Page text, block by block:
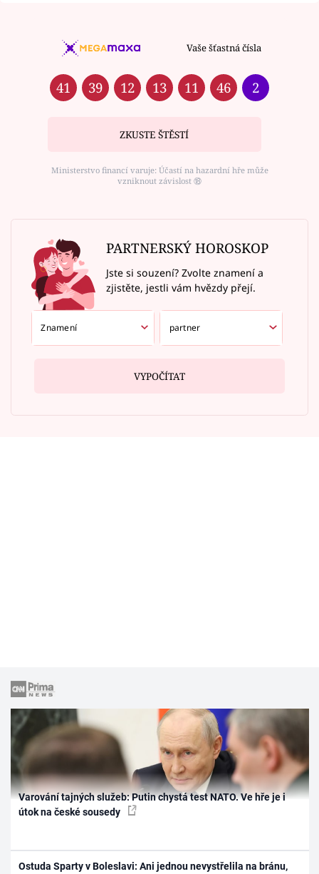
Vaše šťastná čísla
41 39 12 13 11 46 2
ZKUSTE ŠTĚSTÍ
Ministerstvo financí varuje: Účastí na hazardní hře může
vzniknout závislost ⑱
PARTNERSKÝ HOROSKOP
Jste si souzení? Zvolte znamení a
zjistěte, jestli vám hvězdy přejí.
VYPOČÍTAT
Varování tajných služeb: Putin chystá test NATO. Ve hře je i
útok na české sousedy
Ostuda Sparty v Boleslavi: Ani jednou nevystřelila na bránu,